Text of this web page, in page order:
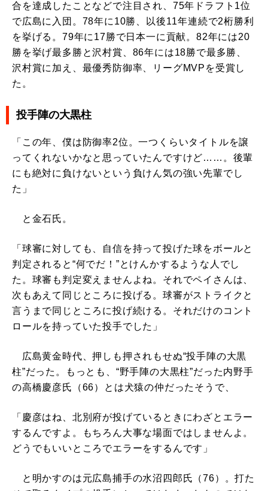
合を達成したことなどで注目され、75年ドラフト1位
で広島に入団。78年に10勝、以後11年連続で2桁勝利
を挙げる。79年に17勝で日本一に貢献。82年には20
勝を挙げ最多勝と沢村賞、86年には18勝で最多勝、
沢村賞に加え、最優秀防御率、リーグMVPを受賞し
た。
投手陣の大黒柱
「この年、僕は防御率2位。一つくらいタイトルを譲
ってくれないかなと思っていたんですけど……。後輩
にも絶対に負けないという負けん気の強い先輩でし
た」
と金石氏。
「球審に対しても、自信を持って投げた球をボールと
判定されると“何でだ！”とけんかするような人でし
た。球審も判定変えませんよね。それでペイさんは、
次もあえて同じところに投げる。球審がストライクと
言うまで同じところに投げ続ける。それだけのコント
ロールを持っていた投手でした」
広島黄金時代、押しも押されもせぬ“投手陣の大黒
柱”だった。もっとも、“野手陣の大黒柱”だった内野手
の高橋慶彦氏（66）とは犬猿の仲だったそうで、
「慶彦はね、北別府が投げているときにわざとエラー
するんですよ。もちろん大事な場面ではしませんよ。
どうでもいいところでエラーをするんです」
と明かすのは元広島捕手の水沼四郎氏（76）。打た